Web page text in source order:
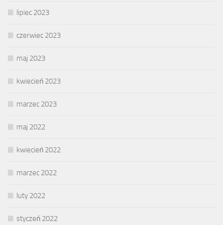
lipiec 2023
czerwiec 2023
maj 2023
kwiecień 2023
marzec 2023
maj 2022
kwiecień 2022
marzec 2022
luty 2022
styczeń 2022